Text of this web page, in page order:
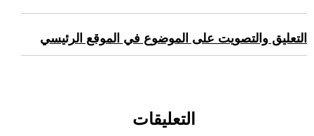
التعليق والتصويت على الموضوع في الموقع الرئيسي
التعليقات